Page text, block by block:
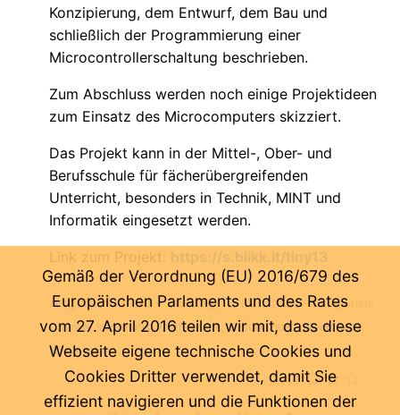
Konzipierung, dem Entwurf, dem Bau und
schließlich der Programmierung einer
Microcontrollerschaltung beschrieben.
Zum Abschluss werden noch einige Projektideen
zum Einsatz des Microcomputers skizziert.
Das Projekt kann in der Mittel-, Ober- und
Berufsschule für fächerübergreifenden
Unterricht, besonders in Technik, MINT und
Informatik eingesetzt werden.
Link zum Projekt: https://s.blikk.it/tiny13
Angerer Harald -Dienstag, 15. März 2022 - Kategorien:
Chemie
Informatik Mathematik Naturkunde -Noch kein
Kommentar ...
Gemäß der Verordnung (EU) 2016/679 des
Europäischen Parlaments und des Rates
vom 27. April 2016 teilen wir mit, dass diese
Webseite eigene technische Cookies und
Cookies Dritter verwendet, damit Sie
effizient navigieren und die Funktionen der